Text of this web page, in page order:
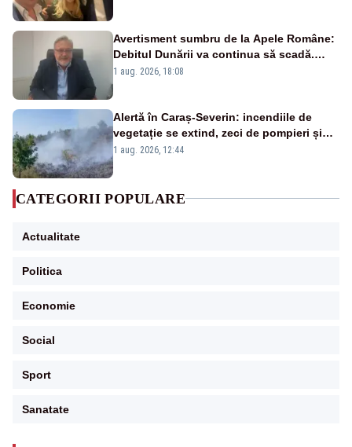
Avertisment sumbru de la Apele Române:
Debitul Dunării va continua să scadă.
Cernavodă s-ar putea închide în 4 zile
1 aug. 2026, 18:08
Alertă în Caraș-Severin: incendiile de
vegetație se extind, zeci de pompieri și
silvicultori se luptă cu flăcările - VIDEO
1 aug. 2026, 12:44
CATEGORII POPULARE
Actualitate
Politica
Economie
Social
Sport
Sanatate